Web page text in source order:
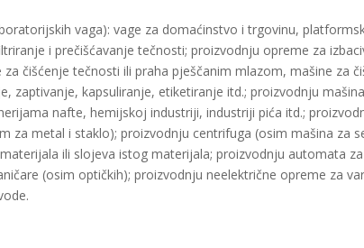
vaga): vage za domaćinstvo i trgovinu,
i prečišćavanje tečnosti; proizvodnju opreme za
čišćenje tečnosti ili praha pješčanim mlazom, mašine za
zaptivanje, kapsuliranje, etiketiranje itd.; proizvodnju
nafte, hemijskoj industriji, industriji pića itd.;
za metal i staklo); proizvodnju centrifuga (osim mašina za
ili slojeva istog materijala; proizvodnju automata
(osim optičkih); proizvodnju neelektrične opreme za